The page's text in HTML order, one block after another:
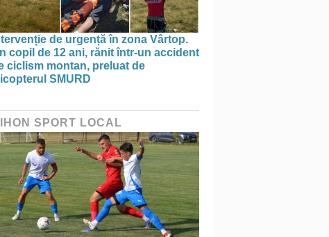
de urgență în zona Vârtop.
copil de 12 ani, rănit într-un accident
ciclism montan, preluat de
SMURD
SPORT LOCAL